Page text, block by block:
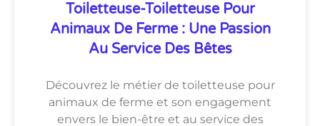
Toiletteuse-Toiletteuse Pour
Animaux De Ferme : Une Passion
Au Service Des Bêtes
Découvrez le métier de toiletteuse pour
animaux de ferme et son engagement
envers le bien-être et au service des